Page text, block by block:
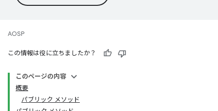
AOSP
この情報は役に立ちましたか？
このページの内容
概要
パブリック メソッド